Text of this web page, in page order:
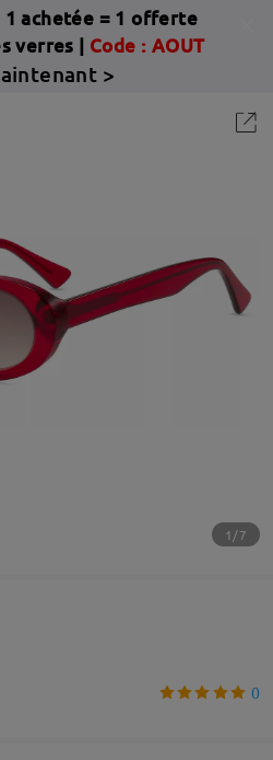
1 achetée = 1 offerte
verres | Code : AOUT
>
1/7
0